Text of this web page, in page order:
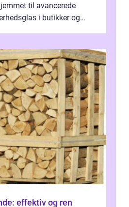
til avancerede
i butikker og
effektiv og ren